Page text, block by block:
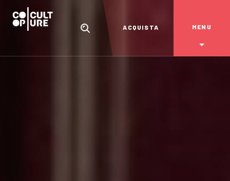
ACQUISTA MENU